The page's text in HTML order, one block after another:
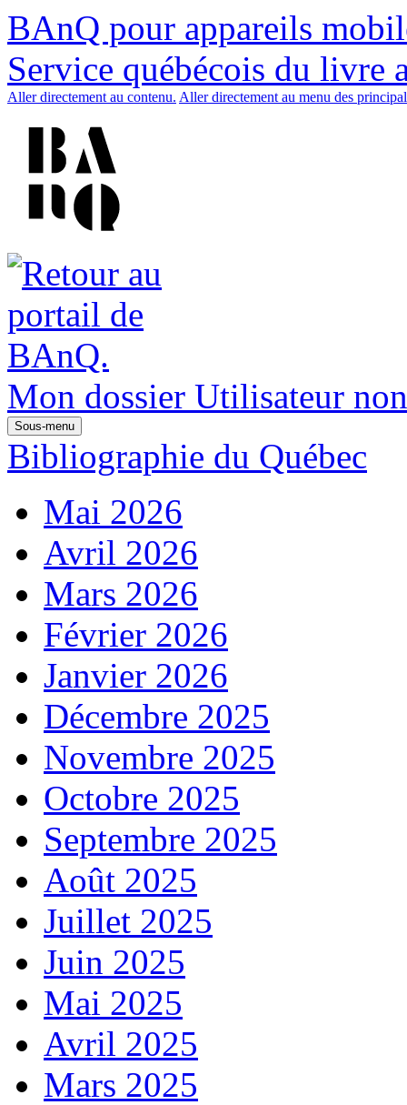
BAnQ pour appareils
Service québécois du livre
Aller directement au contenu. Aller directement au menu des
Mon dossier Utilisateur
Sous-menu
Bibliographie du Québec
Mai 2026
Avril 2026
Mars 2026
Février 2026
Janvier 2026
Décembre 2025
Novembre 2025
Octobre 2025
Septembre 2025
Août 2025
Juillet 2025
Juin 2025
Mai 2025
Avril 2025
Mars 2025